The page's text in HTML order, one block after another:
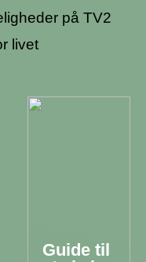
på TV2
livet
Guide til